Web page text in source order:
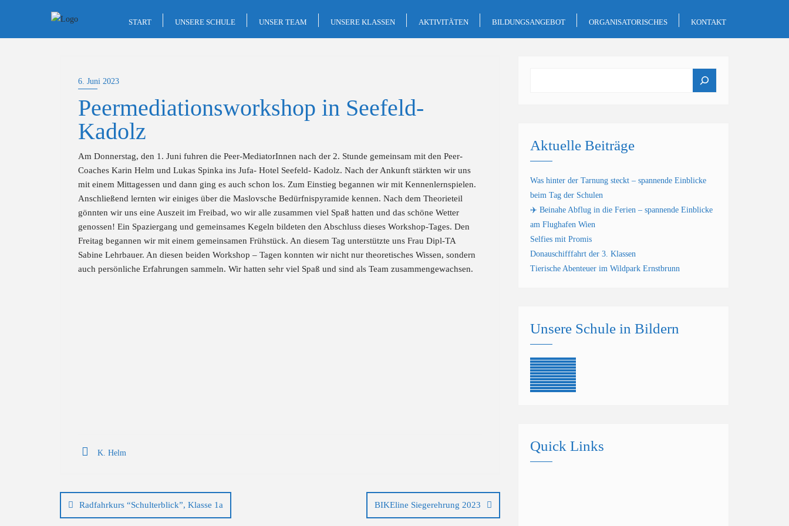
content
START UNSERE SCHULE UNSER TEAM UNSERE KLASSEN AKTIVITÄTEN BILDUNGSANGEBOT ORGANISATORISCHES KONTAKT
6. Juni 2023
Peermediationsworkshop in Seefeld-
Kadolz
Am Donnerstag, den 1. Juni fuhren die Peer-MediatorInnen nach der 2. Stunde gemeinsam mit den Peer-
Coaches Karin Helm und Lukas Spinka ins Jufa- Hotel Seefeld- Kadolz. Nach der Ankunft stärkten wir uns
mit einem Mittagessen und dann ging es auch schon los. Zum Einstieg begannen wir mit Kennenlernspielen.
Anschließend lernten wir einiges über die Maslovsche Bedürfnispyramide kennen. Nach dem Theorieteil
gönnten wir uns eine Auszeit im Freibad, wo wir alle zusammen viel Spaß hatten und das schöne Wetter
genossen! Ein Spaziergang und gemeinsames Kegeln bildeten den Abschluss dieses Workshop-Tages. Den
Freitag begannen wir mit einem gemeinsamen Frühstück. An diesem Tag unterstützte uns Frau Dipl-TA
Sabine Lehrbauer. An diesen beiden Workshop – Tagen konnten wir nicht nur theoretisches Wissen, sondern
auch persönliche Erfahrungen sammeln. Wir hatten sehr viel Spaß und sind als Team zusammengewachsen.
K. Helm
Radfahrkurs “Schulterblick”, Klasse 1a BIKEline Siegerehrung 2023
Aktuelle Beiträge
Was hinter der Tarnung steckt – spannende Einblicke
beim Tag der Schulen
✈️ Beinahe Abflug in die Ferien – spannende Einblicke
am Flughafen Wien
Selfies mit Promis
Donauschifffahrt der 3. Klassen
Tierische Abenteuer im Wildpark Ernstbrunn
Unsere Schule in Bildern
Quick Links